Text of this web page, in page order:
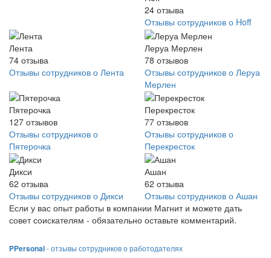
24 отзыва
Отзывы сотрудников о Hoff
Лента
74 отзыва
Отзывы сотрудников о Лента
Леруа Мерлен
78 отзывов
Отзывы сотрудников о Леруа
Мерлен
Пятерочка
127 отзывов
Отзывы сотрудников о
Пятерочка
Перекресток
77 отзывов
Отзывы сотрудников о
Перекресток
Дикси
62 отзыва
Отзывы сотрудников о Дикси
Ашан
62 отзыва
Отзывы сотрудников о Ашан
Если у вас опыт работы в компании Магнит и можете дать
совет соискателям - обязательно оставьте комментарий.
PPersonal- отзывы сотрудников о работодателях